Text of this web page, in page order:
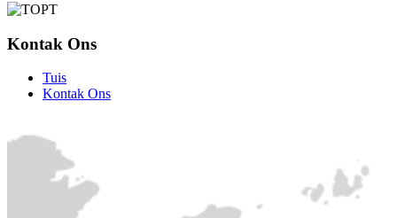
Kontak Ons
Tuis
Kontak Ons